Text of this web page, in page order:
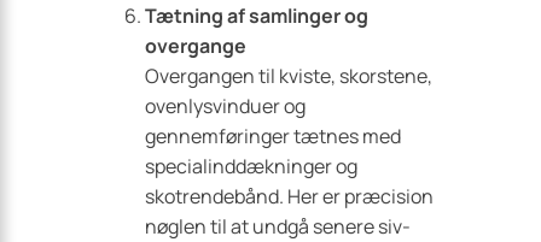
Tætning af samlinger og
overgange
Overgangen til kviste, skorstene,
ovenlysvinduer og
gennemføringer tætnes med
specialinddækninger og
skotrendebånd. Her er præcision
nøglen til at undgå senere siv-